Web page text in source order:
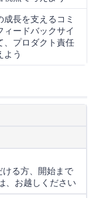
成長を支えるコミ
ィードバックサイ
、プロダクト責任
よう
る方、開始まで
、お越しください